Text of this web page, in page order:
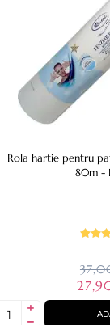
Rola hartie pentru
80m -